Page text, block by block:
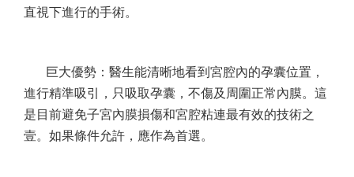
直視下進行的手術。
巨大優勢：醫生能清晰地看到宮腔內的孕囊位置，
進行精準吸引，只吸取孕囊，不傷及周圍正常內膜。這
是目前避免子宮內膜損傷和宮腔粘連最有效的技術之
壹。如果條件允許，應作為首選。